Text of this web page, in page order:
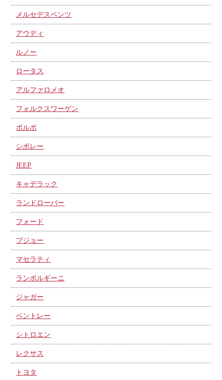
メルセデスベンツ
アウディ
ルノー
ロータス
アルファロメオ
フォルクスワーゲン
ボルボ
シボレー
JEEP
キャデラック
ランドローバー
フォード
プジョー
マセラティ
ランボルギーニ
ジャガー
ベントレー
シトロエン
レクサス
トヨタ